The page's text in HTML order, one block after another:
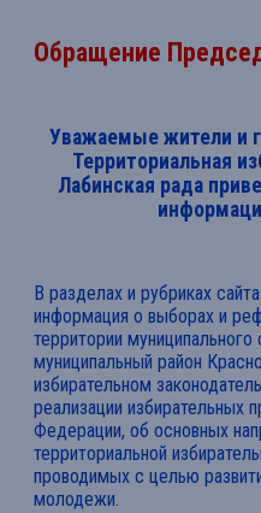
Обращение
Уважаемые жители и
Территориальная
Лабинская рада
В разделах и рубриках
информация о выборах и
территории муниципального
муниципальный район
избирательном
реализации избирательных
Федерации, об основных
территориальной
проводимых с целью
молодежи.